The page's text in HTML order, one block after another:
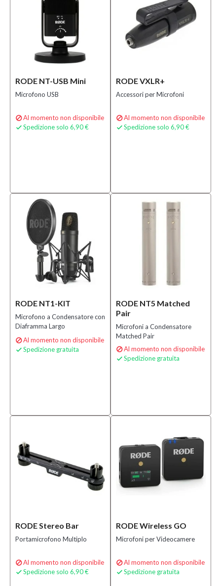
RODE NT-USB Mini
Microfono USB
Al momento non disponibile
 Spedizione solo 6,90 €
RODE VXLR+
Accessori per Microfoni
Al momento non disponibile
 Spedizione solo 6,90 €
RODE NT1-KIT
Microfono a Condensatore con
Diaframma Largo
Al momento non disponibile
 Spedizione gratuita
RODE NT5 Matched
Pair
Microfoni a Condensatore
Matched Pair
Al momento non disponibile
 Spedizione gratuita
RODE Stereo Bar
Portamicrofono Multiplo
Al momento non disponibile
 Spedizione solo 6,90 €
RODE Wireless GO
Microfoni per Videocamere
Al momento non disponibile
 Spedizione gratuita